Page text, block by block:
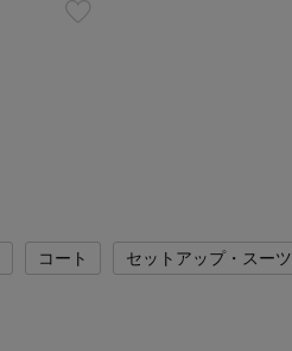
コート
セットアップ・スーツ